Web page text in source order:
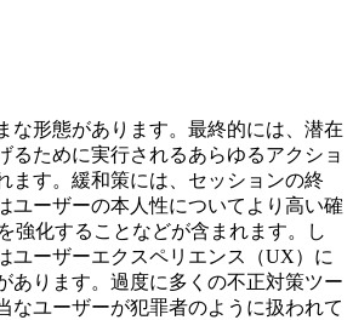
な形態があります。最終的には、潜在
るために実行されるあらゆるアクショ
ます。緩和策には、セッションの終
ユーザーの本人性についてより高い確
強化することなどが含まれます。し
ユーザーエクスペリエンス（UX）に
あります。過度に多くの不正対策ツー
なユーザーが犯罪者のように扱われて